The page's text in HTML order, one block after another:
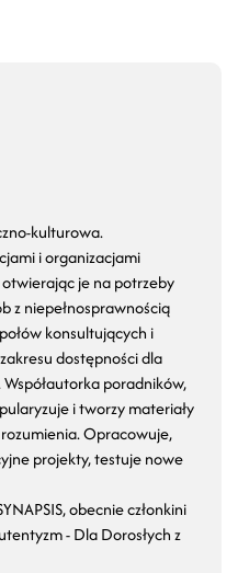
kulturowa.
i organizacjami
otwierając je na potrzeby
z niepełnosprawnością
konsultujących i
dostępności dla
poradników,
i tworzy materiały
Opracowuje,
projekty, testuje nowe
obecnie członkini
- Dla Dorosłych z